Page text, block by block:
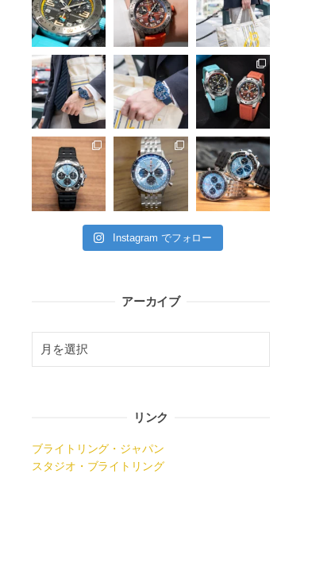
Instagram でフォロー
アーカイブ
リンク
ブライトリング・ジャパン
スタジオ・ブライトリング